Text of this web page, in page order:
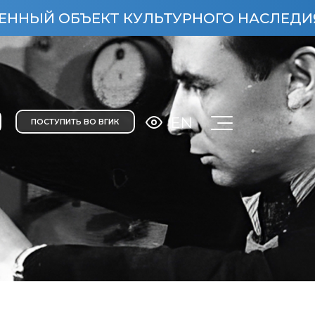
КУЛЬТУРНОГО НАСЛЕДИЯ
ПОСТУПИТЬ ВО ВГИК EN